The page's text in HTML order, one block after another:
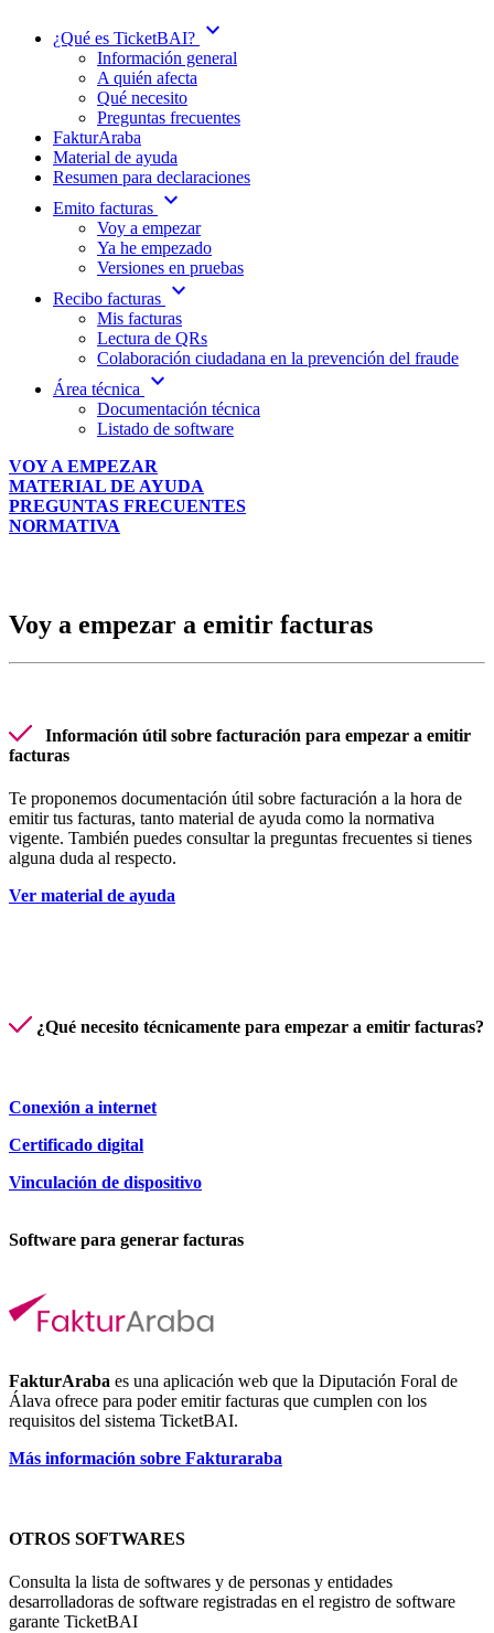
¿Qué es TicketBAI? expand_more
Información general
A quién afecta
Qué necesito
Preguntas frecuentes
FakturAraba
Material de ayuda
Resumen para declaraciones
Emito facturas expand_more
Voy a empezar
Ya he empezado
Versiones en pruebas
Recibo facturas expand_more
Mis facturas
Lectura de QRs
Colaboración ciudadana en la prevención del fraude
Área técnica
expand_more
Documentación técnica
Listado de software
VOY A EMPEZAR
MATERIAL DE AYUDA
PREGUNTAS FRECUENTES
NORMATIVA
Voy a empezar a emitir facturas
Información útil sobre facturación para empezar a emitir
facturas
Te proponemos documentación útil sobre facturación a la hora de
emitir tus facturas, tanto material de ayuda como la normativa
vigente. También puedes consultar la preguntas frecuentes si tienes
alguna duda al respecto.
Ver material de ayuda
¿Qué necesito técnicamente para empezar a emitir facturas?
Conexión a internet
Certificado digital
Vinculación de dispositivo
Software para generar facturas
FakturAraba es una aplicación web que la Diputación Foral de
Álava ofrece para poder emitir facturas que cumplen con los
requisitos del sistema TicketBAI.
Más información sobre Fakturaraba
OTROS SOFTWARES
Consulta la lista de softwares y de personas y entidades
desarrolladoras de software registradas en el registro de software
garante TicketBAI